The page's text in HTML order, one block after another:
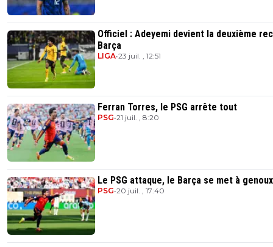
Officiel : Adeyemi devient la deuxième
Barça
LIGA•23 juil. , 12:51
Ferran Torres, le PSG arrête tout
PSG•21 juil. , 8:20
Le PSG attaque, le Barça se met à genoux
PSG•20 juil. , 17:40